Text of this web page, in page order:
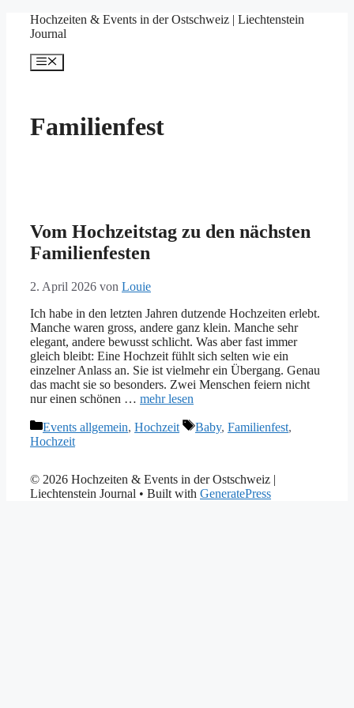
SpringeHochzeiten & Events in der Ostschweiz | Liechtenstein
Journal
Menü
Familienfest
Vom Hochzeitstag zu den nächsten
Familienfesten
2. April 2026 von Louie
Ich habe in den letzten Jahren dutzende Hochzeiten erlebt.
Manche waren gross, andere ganz klein. Manche sehr
elegant, andere bewusst schlicht. Was aber fast immer
gleich bleibt: Eine Hochzeit fühlt sich selten wie ein
einzelner Anlass an. Sie ist vielmehr ein Übergang. Genau
das macht sie so besonders. Zwei Menschen feiern nicht
nur einen schönen … mehr lesen
Kategorien
Events allgemein, Hochzeit Tags
Baby, Familienfest,
Hochzeit
© 2026 Hochzeiten & Events in der Ostschweiz |
Liechtenstein Journal • Built with GeneratePress